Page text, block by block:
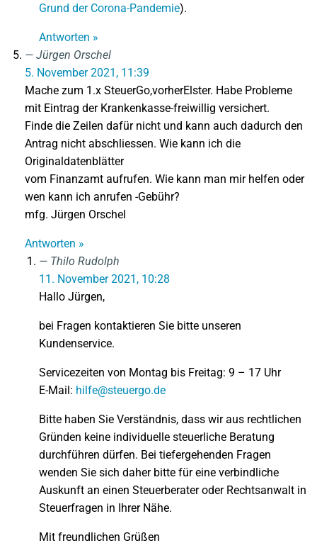
Grund der Corona-Pandemie).
Antworten »
Jürgen Orschel
5. November 2021, 11:39
Mache zum 1.x SteuerGo,vorherElster. Habe Probleme
mit Eintrag der Krankenkasse-freiwillig versichert.
Finde die Zeilen dafür nicht und kann auch dadurch den
Antrag nicht abschliessen. Wie kann ich die
Originaldatenblätter
vom Finanzamt aufrufen. Wie kann man mir helfen oder
wen kann ich anrufen -Gebühr?
mfg. Jürgen Orschel
Antworten »
Thilo Rudolph
11. November 2021, 10:28
Hallo Jürgen,
bei Fragen kontaktieren Sie bitte unseren
Kundenservice.
Servicezeiten von Montag bis Freitag: 9 – 17 Uhr
E-Mail: hilfe@steuergo.de
Bitte haben Sie Verständnis, dass wir aus rechtlichen
Gründen keine individuelle steuerliche Beratung
durchführen dürfen. Bei tiefergehenden Fragen
wenden Sie sich daher bitte für eine verbindliche
Auskunft an einen Steuerberater oder Rechtsanwalt in
Steuerfragen in Ihrer Nähe.
Mit freundlichen Grüßen